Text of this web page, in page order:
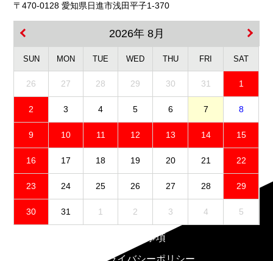
〒470-0128 愛知県日進市浅田平子1-370
2026年 8月
SUN MON TUE WED THU FRI SAT
26 27 28 29 30 31 1
2 3 4 5 6 7 8
9 10 11 12 13 14 15
16 17 18 19 20 21 22
23 24 25 26 27 28 29
30 31 1 2 3 4 5
免責事項